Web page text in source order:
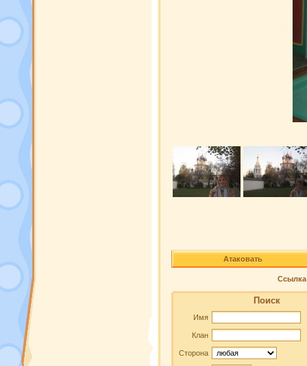
Атаковать
Ссылка
Поиск
Имя
Клан
Сторона